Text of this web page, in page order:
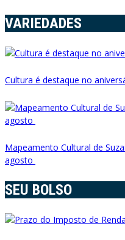
VARIEDADES
Cultura é destaque no
Mapeamento Cultural de
agosto
SEU BOLSO